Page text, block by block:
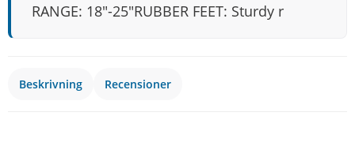
RANGE: 18″-25″RUBBER FEET: Sturdy r
Beskrivning Recensioner